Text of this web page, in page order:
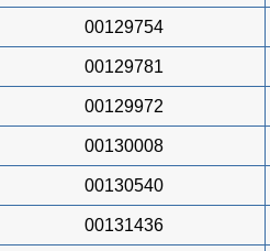
00129754
00129781
00129972
00130008
00130540
00131436